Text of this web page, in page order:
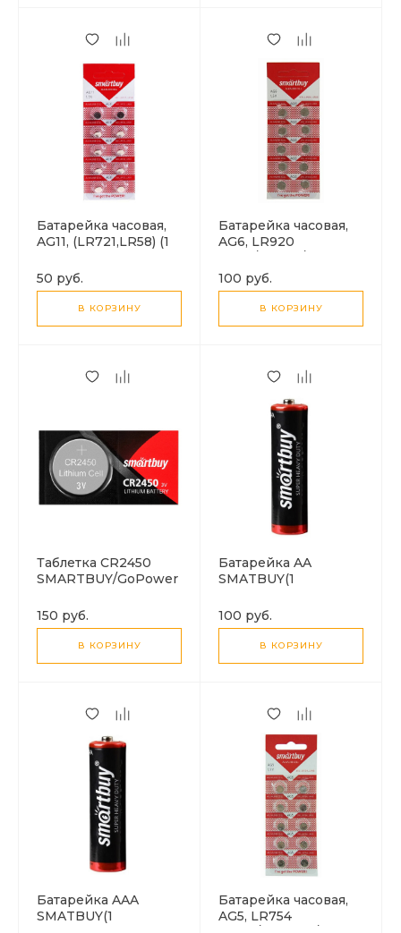
Батарейка часовая,
AG11, (LR721,LR58) (1
50 руб.
В КОРЗИНУ
Батарейка часовая,
AG6, LR920
Батарейка)
100 руб.
В КОРЗИНУ
Таблетка CR2450
SMARTBUY/GoPower
150 руб.
В КОРЗИНУ
Батарейка AA
SMATBUY(1
100 руб.
В КОРЗИНУ
Батарейка AAA
SMATBUY(1
Батарейка часовая,
AG5, LR754